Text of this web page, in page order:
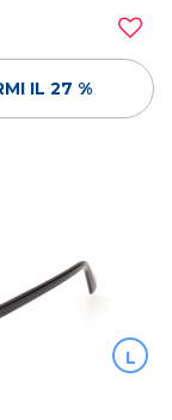
IL 27 %
L